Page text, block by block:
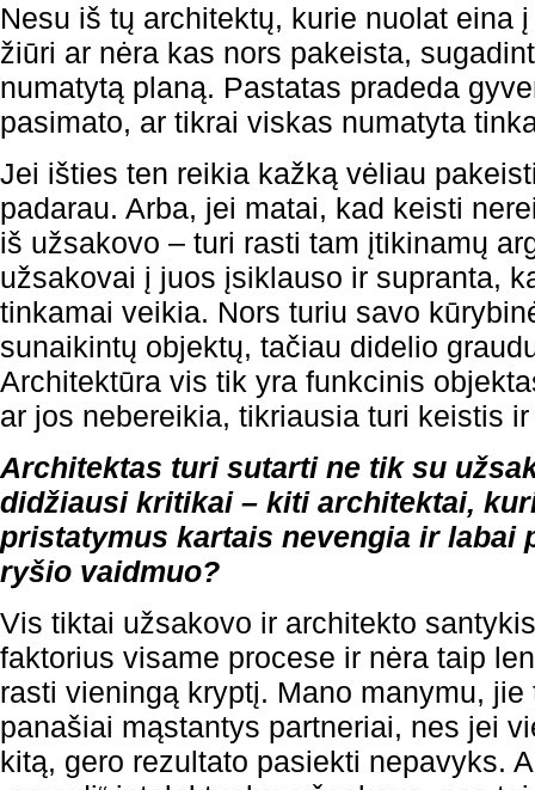
Nesu iš tų architektų, kurie nuolat eina
žiūri ar nėra kas nors pakeista,
numatytą planą. Pastatas pradeda
pasimato, ar tikrai viskas numatyta
Jei išties ten reikia kažką vėliau
padarau. Arba, jei matai, kad keisti
iš užsakovo – turi rasti tam įtikinamų
užsakovai į juos įsiklauso ir supranta,
tinkamai veikia. Nors turiu savo
sunaikintų objektų, tačiau didelio
Architektūra vis tik yra funkcinis
ar jos nebereikia, tikriausia turi keistis
Architektas turi sutarti ne tik su
didžiausi kritikai – kiti architektai,
pristatymus kartais nevengia ir labai
ryšio vaidmuo?
Vis tiktai užsakovo ir architekto
faktorius visame procese ir nėra taip
rasti vieningą kryptį. Mano manymu,
panašiai mąstantys partneriai, nes jei
kitą, gero rezultato pasiekti nepavyks.